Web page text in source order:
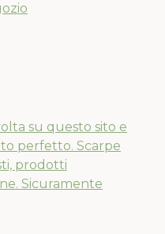
su questo sito e
perfetto. Scarpe
prodotti
Sicuramente